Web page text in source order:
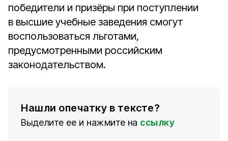
победители и призёры при поступлении
в высшие учебные заведения смогут
воспользоваться льготами,
предусмотренными российским
законодательством.
Нашли опечатку в тексте?
Выделите ее и нажмите на ссылку